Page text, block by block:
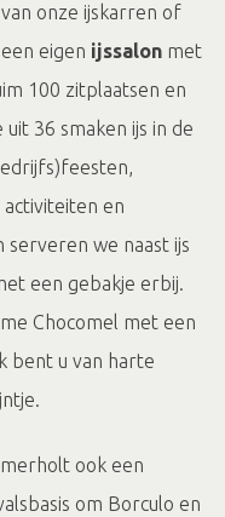
onze ijskarren of
eigen ijssalon met
100 zitplaatsen en
36 smaken ijs in de
en
serveren we naast ijs
een gebakje erbij.
Chocomel met een
bent u van harte
ook een
om Borculo en